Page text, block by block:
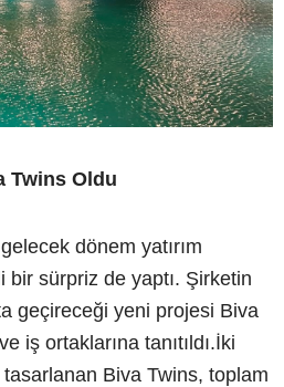
Twins Oldu
dönem yatırım
bir sürpriz de yaptı. Şirketin
geçireceği yeni projesi Biva
iş ortaklarına tanıtıldı.İki
Biva Twins, toplam